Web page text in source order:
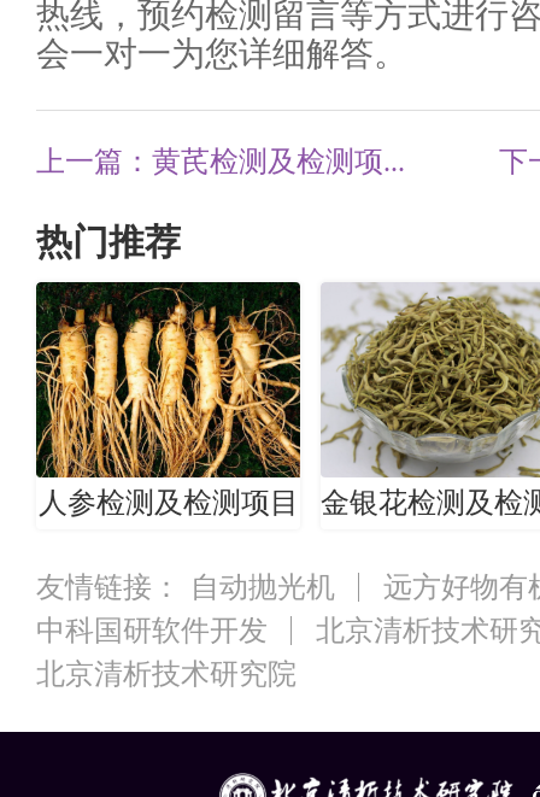
热线，预约检测留言等方式进行
会一对一为您详细解答。
上一篇：黄芪检测及检测项... 下
热门推荐
人参检测及检测项目
友情链接： 自动抛光机
远方好物有
中科国研软件开发
北京清析技术研
北京清析技术研究院